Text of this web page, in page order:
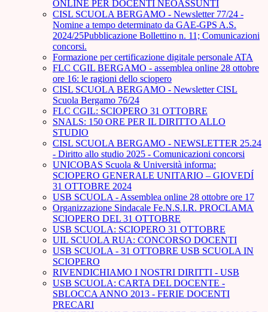
ONLINE PER DOCENTI NEOASSUNTI
CISL SCUOLA BERGAMO - Newsletter 77/24 -
Nomine a tempo determinato da GAE-GPS A.S.
2024/25Pubblicazione Bollettino n. 11; Comunicazioni
concorsi.
Formazione per certificazione digitale personale ATA
FLC CGIL BERGAMO - assemblea online 28 ottobre
ore 16: le ragioni dello sciopero
CISL SCUOLA BERGAMO - Newsletter CISL
Scuola Bergamo 76/24
FLC CGIL: SCIOPERO 31 OTTOBRE
SNALS: 150 ORE PER IL DIRITTO ALLO
STUDIO
CISL SCUOLA BERGAMO - NEWSLETTER 25.24
- Diritto allo studio 2025 - Comunicazioni concorsi
UNICOBAS Scuola & Università informa:
SCIOPERO GENERALE UNITARIO – GIOVEDÍ
31 OTTOBRE 2024
USB SCUOLA - Assemblea online 28 ottobre ore 17
Organizzazione Sindacale Fe.N.S.I.R. PROCLAMA
SCIOPERO DEL 31 OTTOBRE
USB SCUOLA: SCIOPERO 31 OTTOBRE
UIL SCUOLA RUA: CONCORSO DOCENTI
USB SCUOLA - 31 OTTOBRE USB SCUOLA IN
SCIOPERO
RIVENDICHIAMO I NOSTRI DIRITTI - USB
USB SCUOLA: CARTA DEL DOCENTE -
SBLOCCA ANNO 2013 - FERIE DOCENTI
PRECARI